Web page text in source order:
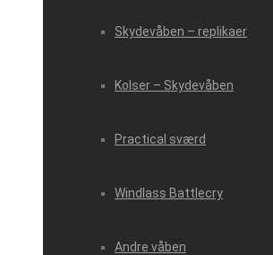
Skydevåben – replikaer
Kolser – Skydevåben
Practical sværd
Windlass Battlecry
Andre våben